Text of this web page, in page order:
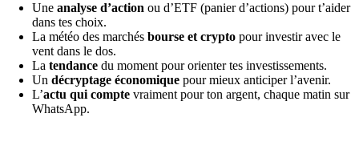
Une analyse d’action ou d’ETF (panier d’actions) pour t’aider
dans tes choix.
La météo des marchés bourse et crypto pour investir avec le
vent dans le dos.
La tendance du moment pour orienter tes investissements.
Un décryptage économique pour mieux anticiper l’avenir.
L’actu qui compte vraiment pour ton argent, chaque matin sur
WhatsApp.